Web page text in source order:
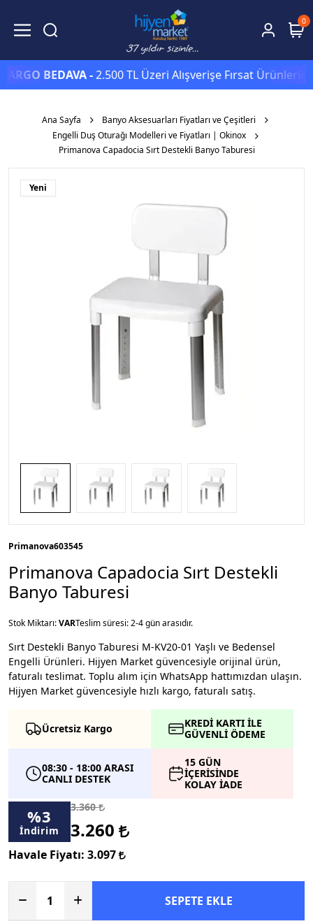
0
BEDAVA -2.500 TL Üzeri Alışverişe Fırsat Ürünlerinde
Ana Sayfa
Banyo Aksesuarları Fiyatları ve Çeşitleri
Engelli Duş Oturağı Modelleri ve Fiyatları | Okinox
Primanova Capadocia Sırt Destekli Banyo Taburesi
Yeni
Primanova603545
Primanova Capadocia Sırt Destekli
Banyo Taburesi
Stok Miktarı:VARTeslim süresi: 2-4 gün arasıdır.
Sırt Destekli Banyo Taburesi M-KV20-01 Yaşlı ve Bedensel
Engelli Ürünleri. Hijyen Market güvencesiyle orijinal ürün,
faturalı teslimat. Toplu alım için WhatsApp hattımızdan ulaşın.
Hijyen Market güvencesiyle hızlı kargo, faturalı satış.
Ücretsiz Kargo
KREDİ KARTI İLE
GÜVENLİ ÖDEME
08:30 - 18:00 ARASI
CANLI DESTEK
15 GÜN
İÇERİSİNDE
KOLAY İADE
%3
İndirim
3.360
3.260
Havale Fiyatı: 3.097
SEPETE EKLE